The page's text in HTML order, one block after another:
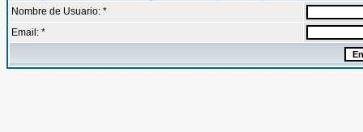
Nombre de Usuario: *
Email: *